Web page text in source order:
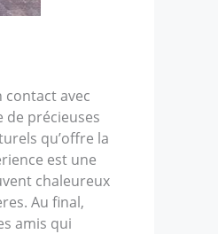
contact avec
de précieuses
qu’offre la
est une
chaleureux
Au final,
amis qui